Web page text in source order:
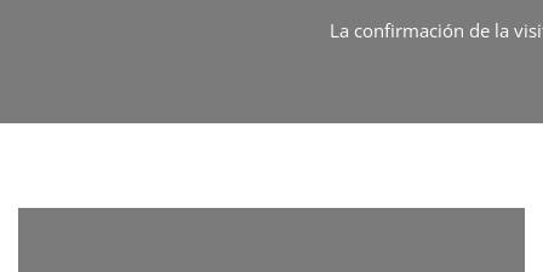
La confirmación de la
El último informe
La Liga de
La escalada que
La extranjerización de
La disputa entre